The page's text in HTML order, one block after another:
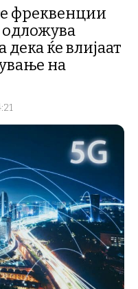
фреквенции
одложува
ќе влијаат
на